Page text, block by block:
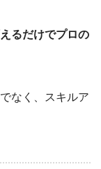
るだけでプロの
なく、スキルア